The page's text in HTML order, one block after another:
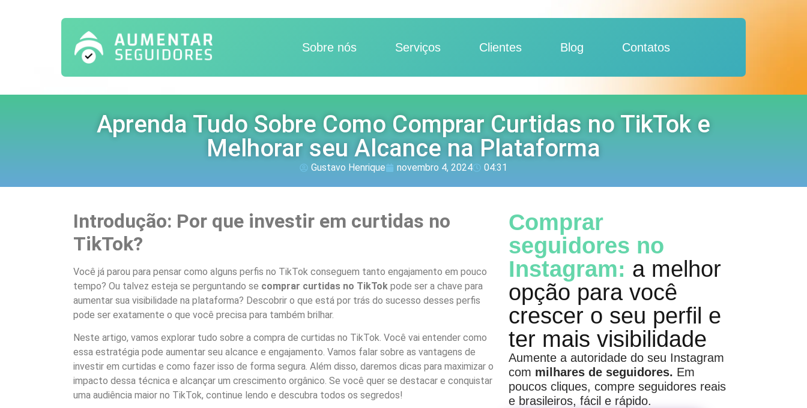
Sobre nós Serviços Clientes Blog Contatos
Aprenda Tudo Sobre Como Comprar Curtidas no TikTok e
Melhorar seu Alcance na Plataforma
Gustavo Henrique novembro 4, 2024 04:31
Introdução: Por que investir em curtidas no
TikTok?
Você já parou para pensar como alguns perfis no TikTok conseguem tanto engajamento em pouco
tempo? Ou talvez esteja se perguntando se comprar curtidas no TikTok pode ser a chave para
aumentar sua visibilidade na plataforma? Descobrir o que está por trás do sucesso desses perfis
pode ser exatamente o que você precisa para também brilhar.
Neste artigo, vamos explorar tudo sobre a compra de curtidas no TikTok. Você vai entender como
essa estratégia pode aumentar seu alcance e engajamento. Vamos falar sobre as vantagens de
investir em curtidas e como fazer isso de forma segura. Além disso, daremos dicas para maximizar o
impacto dessa técnica e alcançar um crescimento orgânico. Se você quer se destacar e conquistar
uma audiência maior no TikTok, continue lendo e descubra todos os segredos!
Comprar
seguidores no
Instagram: a melhor
opção para você
crescer o seu perfil e
ter mais visibilidade
Aumente a autoridade do seu Instagram
com milhares de seguidores. Em
poucos cliques, compre seguidores reais
e brasileiros, fácil e rápido.